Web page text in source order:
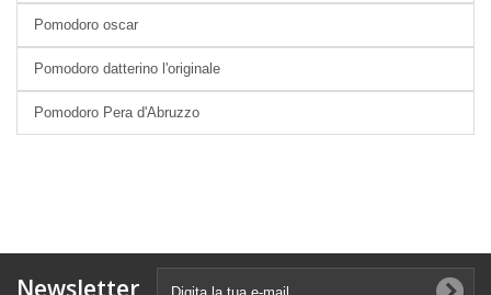
Pomodoro oscar
Pomodoro datterino l'originale
Pomodoro Pera d'Abruzzo
Newsletter